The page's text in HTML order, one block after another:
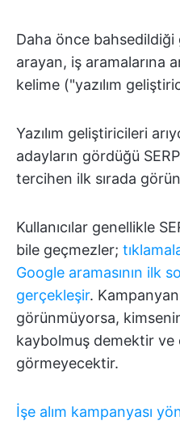
Daha önce
arayan, iş aramalarına
kelime ("yazılım
Yazılım geliştiricileri
adayların gördüğü
tercihen ilk sırada
Kullanıcılar genellikle
bile geçmezler;
Google aramasının ilk
gerçekleşir.
görünmüyorsa,
kaybolmuş demektir ve
görmeyecektir.
İşe alım kampanyası